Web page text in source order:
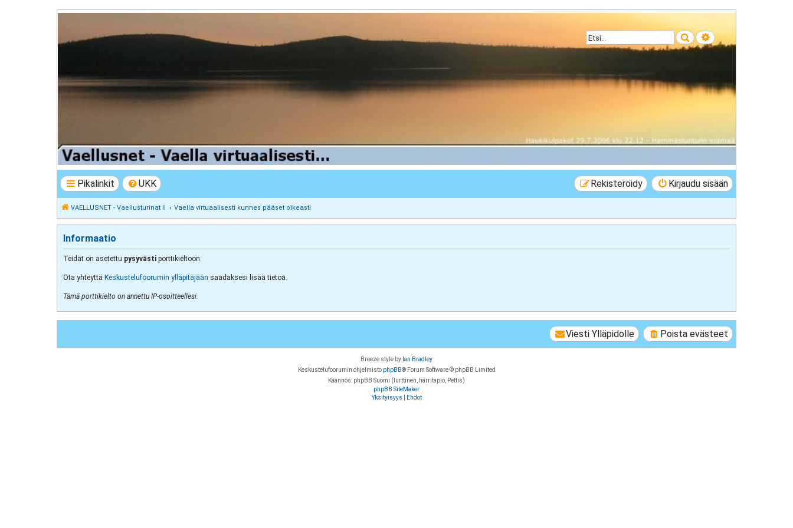
Etsi Tarkennettu haku
VAELLUSNET - Vaellusturinat II
Keskustelua vaeltamisesta ja Lapista
Pikalinkit UKK Kirjaudu sisään
Rekisteröidy
VAELLUSNET - Vaellusturinat II Vaella virtuaalisesti kunnes pääset oikeasti
Informaatio
Teidät on asetettu pysyvästi porttikieltoon.
Ota yhteyttä Keskustelufoorumin ylläpitäjään saadaksesi lisää tietoa.
Tämä porttikielto on annettu IP-osoitteellesi.
Poista evästeet
Viesti Ylläpidolle
Breeze style by Ian Bradley
Keskustelufoorumin ohjelmisto phpBB® Forum Software © phpBB Limited
Käännös: phpBB Suomi (lurttinen, harritapio, Pettis)
phpBB SiteMaker
Yksityisyys
Ehdot